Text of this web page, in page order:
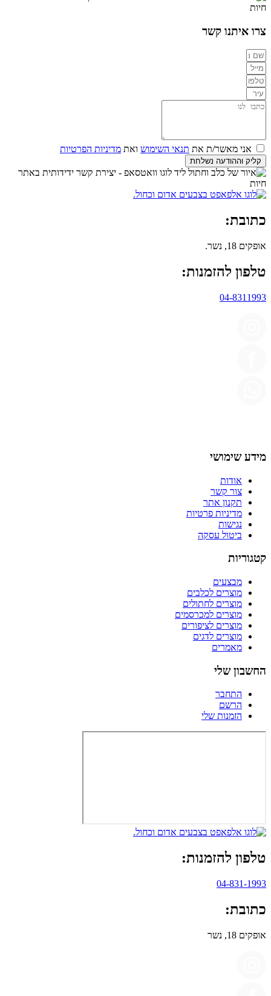
צרו איתנו קשר
אני מאשר/ת את תנאי השימוש ואת מדיניות הפרטיות
קליק וההודעה נשלחת
כתובת:
אופקים 18, נשר.
טלפון להזמנות:
04-8311993
מידע שימושי
אודות
צור קשר
תקנון אתר
מדיניות פרטיות
נגישות
ביטול עסקה
קטגוריות
מבצעים
מוצרים לכלבים
מוצרים לחתולים
מוצרים למכרסמים
מוצרים לציפורים
מוצרים לדגים
מאמרים
החשבון שלי
התחבר
הרשם
הזמנות שלי
טלפון להזמנות:
04-831-1993
כתובת:
אופקים 18, נשר